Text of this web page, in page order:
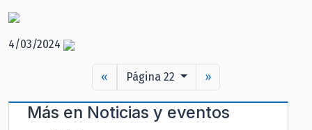
4/03/2024
« Página 22 »
Más en Noticias y eventos